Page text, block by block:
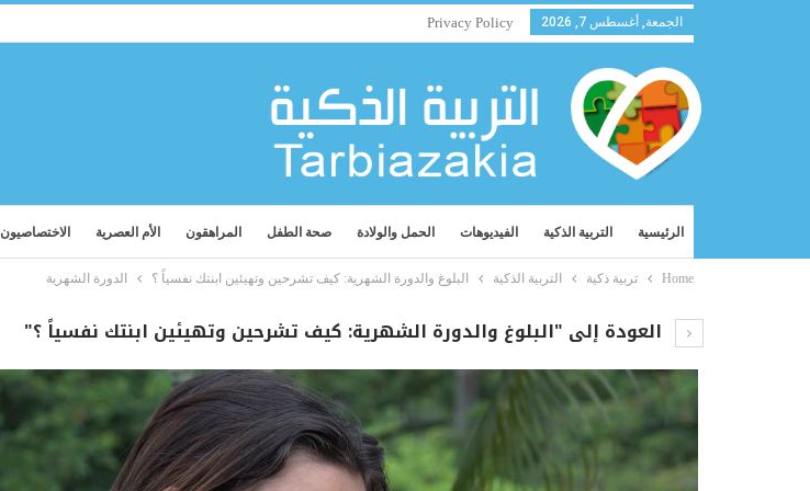
الجمعة, أغسطس 7, 2026 Privacy Policy
الرئيسية التربية الذكية الفيديوهات الحمل والولادة صحة الطفل المراهقون الأم العصرية الاختصاصيون
Home تربية ذكية التربية الذكية البلوغ والدورة الشهرية: كيف تشرحين وتهيئين ابنتك نفسياً ؟ الدورة الشهرية
العودة إلى "البلوغ والدورة الشهرية: كيف تشرحين وتهيئين ابنتك نفسياً ؟"